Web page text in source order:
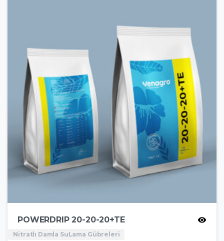
POWERDRIP 20-20-20+TE
Nitratlı Damla SuLama Gübreleri